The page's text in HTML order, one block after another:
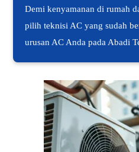
Demi kenyamanan di rumah
pilih teknisi AC yang sudah
urusan AC Anda pada Abadi